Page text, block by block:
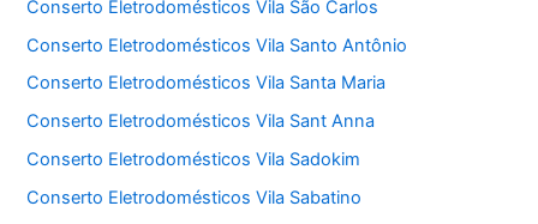
Conserto Eletrodomésticos Vila São Carlos
Conserto Eletrodomésticos Vila Santo Antônio
Conserto Eletrodomésticos Vila Santa Maria
Conserto Eletrodomésticos Vila Sant Anna
Conserto Eletrodomésticos Vila Sadokim
Conserto Eletrodomésticos Vila Sabatino